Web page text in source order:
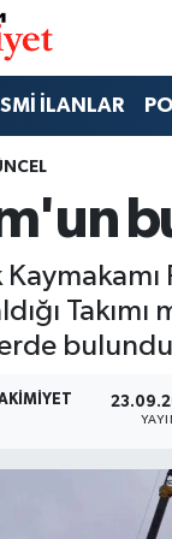
İLANLAR
ve Fikstür